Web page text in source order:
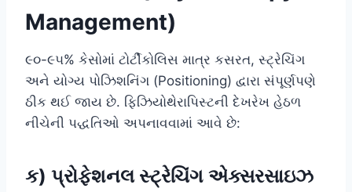
Management)
૯૦-૯૫% કેસોમાં ટોર્ટીકોલિસ માત્ર કસરત, સ્ટ્રેચિંગ
અને યોગ્ય પોઝિશનિંગ (Positioning) દ્વારા સંપૂર્ણપણે
ઠીક થઈ જાય છે. ફિઝિયોથેરાપિસ્ટની દેખરેખ હેઠળ
નીચેની પદ્ધતિઓ અપનાવવામાં આવે છે:
ક) પ્રોફેશનલ સ્ટ્રેચિંગ એક્સરસાઇઝ